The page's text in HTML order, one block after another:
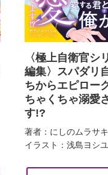
〈極上自衛官シ
編集〉スパダリ
ちからエピロー
ちゃくちゃ溺愛
す!?
著者：にしのムラサキ
イラスト：浅島ヨシ